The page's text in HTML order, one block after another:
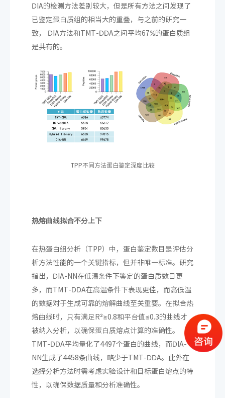
DIA的检测方法差别较大，但是所有方法之间发现了
已鉴定蛋白质组的相当大的重叠，与之前的研究一
致， DIA方法和TMT-DDA之间平均67%的蛋白质组
是共有的。
TPP不同方法蛋白鉴定深度比较
热熔曲线拟合不分上下
在热蛋白组分析（TPP）中，蛋白鉴定数目是评估分
析方法性能的一个关键指标，但并非唯一标准。研究
指出，DIA-NN在低温条件下鉴定的蛋白质数目更
多，而TMT-DDA在高温条件下表现更佳，而高低温
的数据对于生成可靠的熔解曲线至关重要。在拟合热
熔曲线时，只有满足R²≥0.8和平台值≤0.3的曲线才
被纳入分析，以确保蛋白质熔点计算的准确性。
TMT-DDA平均量化了4497个蛋白的曲线，而DIA-
NN生成了4458条曲线，略少于TMT-DDA。此外在
选择分析方法时需考虑实验设计和目标蛋白熔点的特
性，以确保数据质量和分析准确性。